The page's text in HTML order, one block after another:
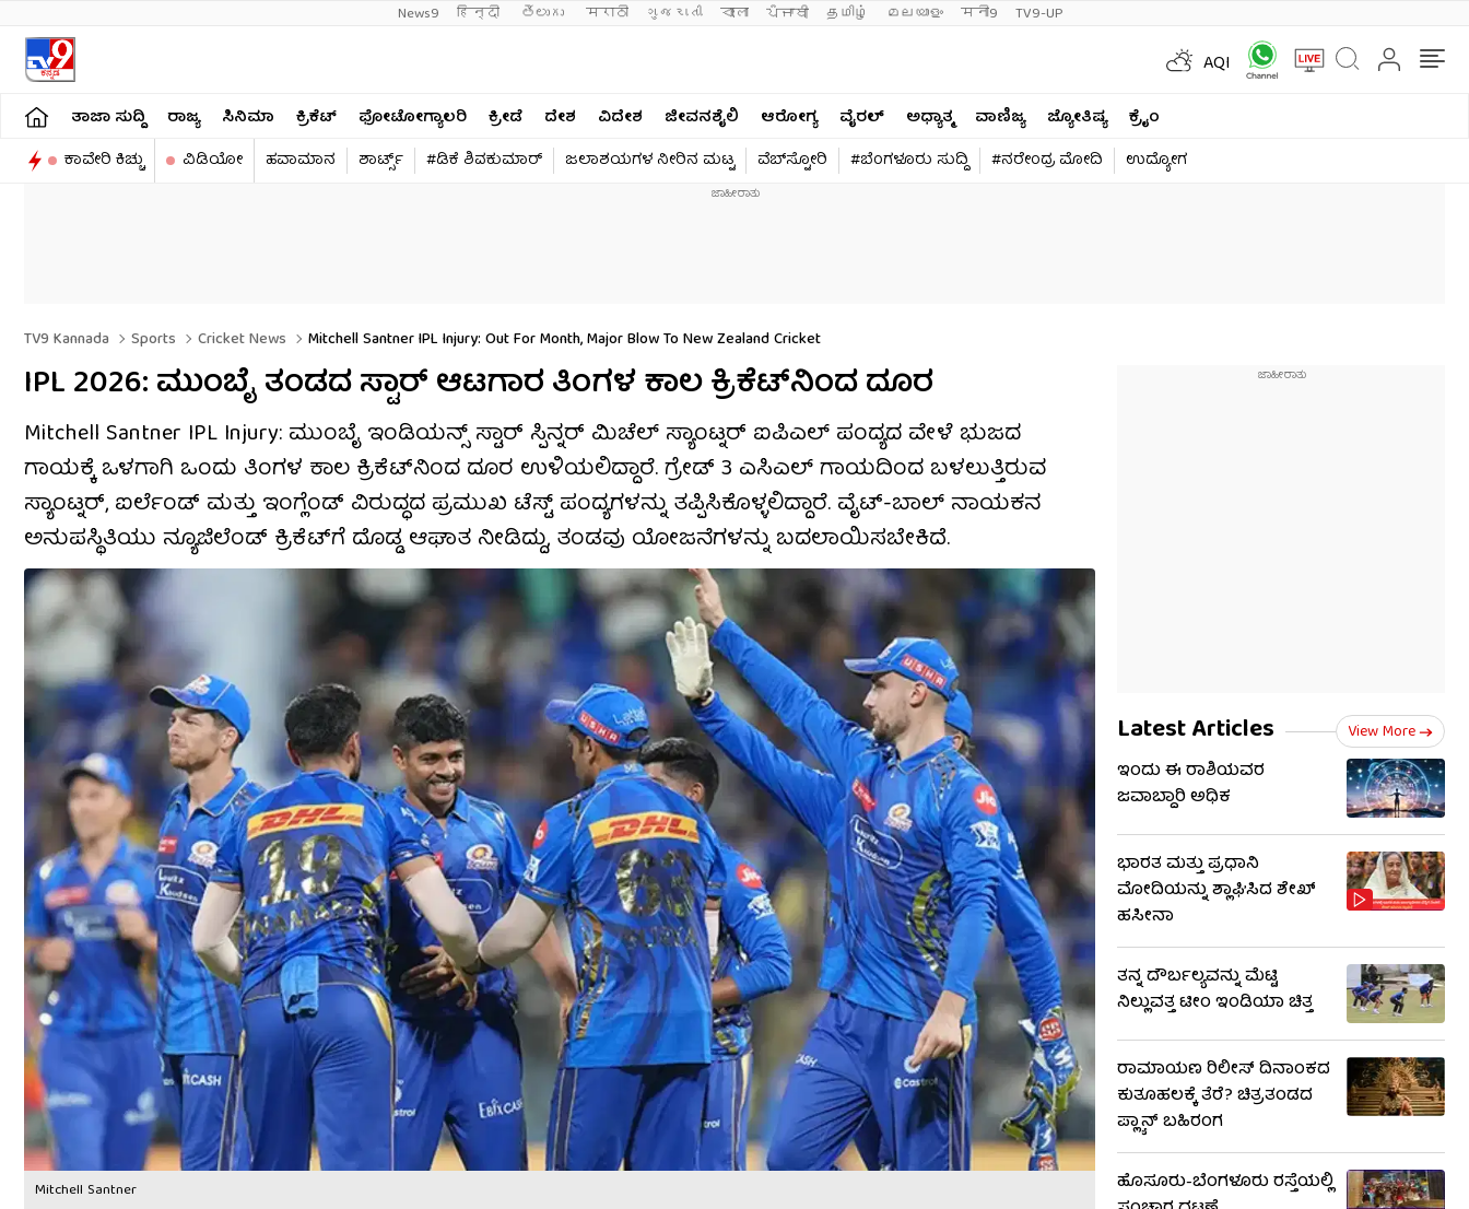
News9 हिन्दी తెలుగు मराठी ગુજરાતી বাংলা ਪੰਜਾਬੀ தமிழ் മലയാളം मनी9 TV9-UP
AQI
ತಾಜಾ ಸುದ್ದಿ ರಾಜ್ಯ ಸಿನಿಮಾ ಕ್ರಿಕೆಟ್​ ಫೋಟೋಗ್ಯಾಲರಿ ಕ್ರೀಡೆ ದೇಶ ವಿದೇಶ ಜೀವನಶೈಲಿ ಆರೋಗ್ಯ ವೈರಲ್​ ಅಧ್ಯಾತ್ಮ ವಾಣಿಜ್ಯ ಜ್ಯೋತಿಷ್ಯ
ಕ್ರೈಂ
ಕಾವೇರಿ ಕಿಚ್ಚು
ವಿಡಿಯೋ ಹವಾಮಾನ ಶಾರ್ಟ್ಸ್​ #ಡಿಕೆ ಶಿವಕುಮಾರ್​ ಜಲಾಶಯಗಳ ನೀರಿನ ಮಟ್ಟ ವೆಬ್​ಸ್ಟೋರಿ #ಬೆಂಗಳೂರು ಸುದ್ದಿ #ನರೇಂದ್ರ ಮೋದಿ ಉದ್ಯೋಗ
TV9 Kannada Sports Cricket News Mitchell Santner IPL Injury: Out For Month, Major Blow To New Zealand Cricket
IPL 2026: ಮುಂಬೈ ತಂಡದ ಸ್ಟಾರ್ ಆಟಗಾರ ತಿಂಗಳ ಕಾಲ ಕ್ರಿಕೆಟ್​ನಿಂದ ದೂರ
Mitchell Santner IPL Injury: ಮುಂಬೈ ಇಂಡಿಯನ್ಸ್ ಸ್ಟಾರ್ ಸ್ಪಿನ್ನರ್ ಮಿಚೆಲ್ ಸ್ಯಾಂಟ್ನರ್ ಐಪಿಎಲ್ ಪಂದ್ಯದ ವೇಳೆ ಭುಜದ
ಗಾಯಕ್ಕೆ ಒಳಗಾಗಿ ಒಂದು ತಿಂಗಳ ಕಾಲ ಕ್ರಿಕೆಟ್‌ನಿಂದ ದೂರ ಉಳಿಯಲಿದ್ದಾರೆ. ಗ್ರೇಡ್ 3 ಎಸಿಎಲ್ ಗಾಯದಿಂದ ಬಳಲುತ್ತಿರುವ
ಸ್ಯಾಂಟ್ನರ್, ಐರ್ಲೆಂಡ್ ಮತ್ತು ಇಂಗ್ಲೆಂಡ್ ವಿರುದ್ಧದ ಪ್ರಮುಖ ಟೆಸ್ಟ್ ಪಂದ್ಯಗಳನ್ನು ತಪ್ಪಿಸಿಕೊಳ್ಳಲಿದ್ದಾರೆ. ವೈಟ್-ಬಾಲ್ ನಾಯಕನ
ಅನುಪಸ್ಥಿತಿಯು ನ್ಯೂಜಿಲೆಂಡ್ ಕ್ರಿಕೆಟ್‌ಗೆ ದೊಡ್ಡ ಆಘಾತ ನೀಡಿದ್ದು, ತಂಡವು ಯೋಜನೆಗಳನ್ನು ಬದಲಾಯಿಸಬೇಕಿದೆ.
Mitchell Santner
Latest Articles View More
ಇಂದು ಈ ರಾಶಿಯವರ
ಜವಾಬ್ದಾರಿ ಅಧಿಕ
ಭಾರತ ಮತ್ತು ಪ್ರಧಾನಿ
ಮೋದಿಯನ್ನು ಶ್ಲಾಘಿಸಿದ ಶೇಖ್
ಹಸೀನಾ
ತನ್ನ ದೌರ್ಬಲ್ಯವನ್ನು ಮೆಟ್ಟಿ
ನಿಲ್ಲುವತ್ತ ಟೀಂ ಇಂಡಿಯಾ ಚಿತ್ತ
ರಾಮಾಯಣ ರಿಲೀಸ್ ದಿನಾಂಕದ
ಕುತೂಹಲಕ್ಕೆ ತೆರೆ? ಚಿತ್ರತಂಡದ
ಪ್ಲ್ಯಾನ್ ಬಹಿರಂಗ
ಹೊಸೂರು-ಬೆಂಗಳೂರು ರಸ್ತೆಯಲ್ಲಿ